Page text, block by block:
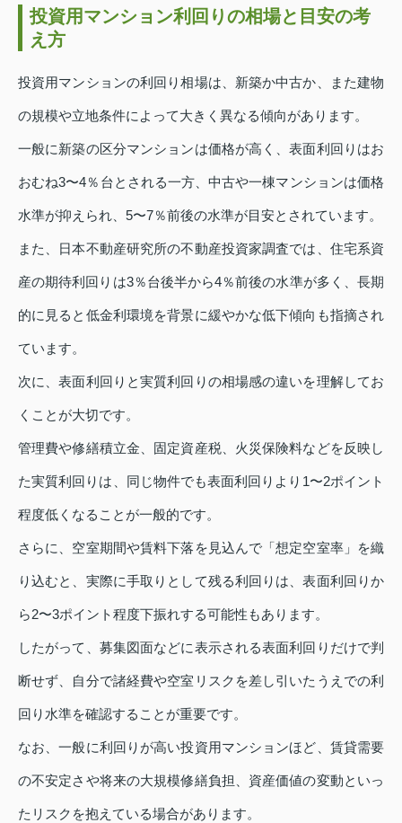
投資用マンション利回りの相場と目安の考
え方
投資用マンションの利回り相場は、新築か中古か、また建物
の規模や立地条件によって大きく異なる傾向があります。
一般に新築の区分マンションは価格が高く、表面利回りはお
おむね3〜4％台とされる一方、中古や一棟マンションは価格
水準が抑えられ、5〜7％前後の水準が目安とされています。
また、日本不動産研究所の不動産投資家調査では、住宅系資
産の期待利回りは3％台後半から4％前後の水準が多く、長期
的に見ると低金利環境を背景に緩やかな低下傾向も指摘され
ています。
次に、表面利回りと実質利回りの相場感の違いを理解してお
くことが大切です。
管理費や修繕積立金、固定資産税、火災保険料などを反映し
た実質利回りは、同じ物件でも表面利回りより1〜2ポイント
程度低くなることが一般的です。
さらに、空室期間や賃料下落を見込んで「想定空室率」を織
り込むと、実際に手取りとして残る利回りは、表面利回りか
ら2〜3ポイント程度下振れする可能性もあります。
したがって、募集図面などに表示される表面利回りだけで判
断せず、自分で諸経費や空室リスクを差し引いたうえでの利
回り水準を確認することが重要です。
なお、一般に利回りが高い投資用マンションほど、賃貸需要
の不安定さや将来の大規模修繕負担、資産価値の変動といっ
たリスクを抱えている場合があります。